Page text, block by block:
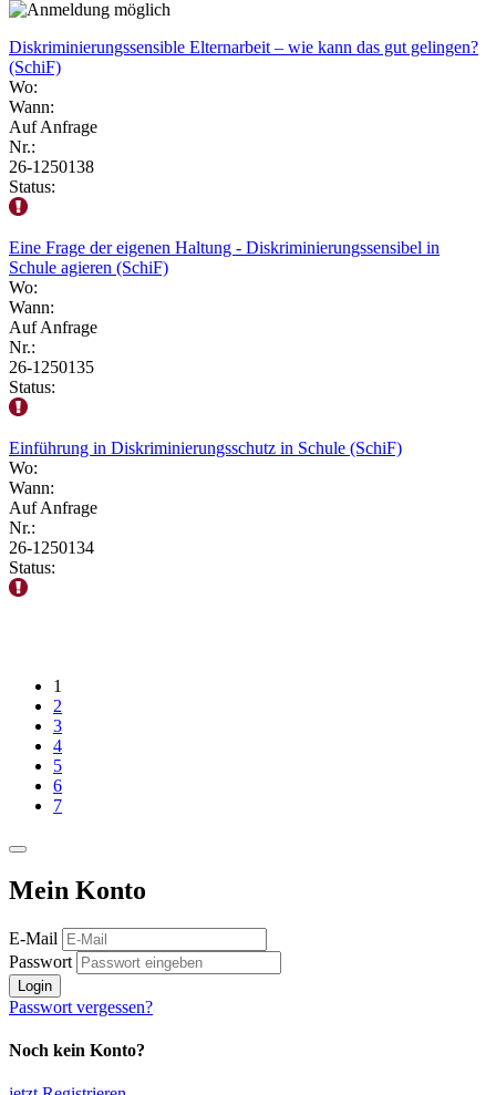
Diskriminierungssensible Elternarbeit – wie kann das gut gelingen?
(SchiF)
Wo:
Wann:
Auf Anfrage
Nr.:
26-1250138
Status:
Eine Frage der eigenen Haltung - Diskriminierungssensibel in
Schule agieren (SchiF)
Wo:
Wann:
Auf Anfrage
Nr.:
26-1250135
Status:
Einführung in Diskriminierungsschutz in Schule (SchiF)
Wo:
Wann:
Auf Anfrage
Nr.:
26-1250134
Status:
1
2
3
4
5
6
7
Mein Konto
E-Mail
Passwort
Login
Passwort vergessen?
Noch kein Konto?